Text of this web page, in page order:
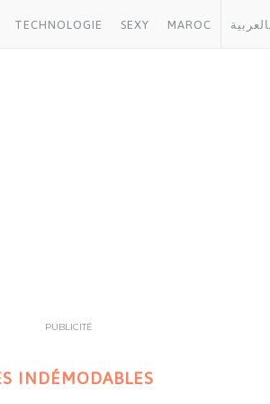
TECHNOLOGIE SEXY MAROC
PUBLICITÉ
INDÉMODABLES